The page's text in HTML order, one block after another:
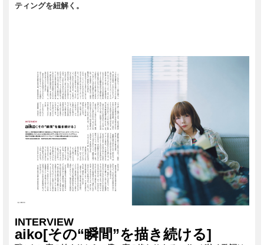
ティングを紐解く。
INTERVIEW
aiko[その“瞬間”を描き続ける]